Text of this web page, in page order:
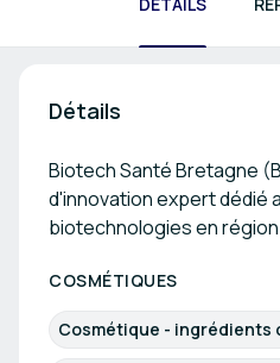
Détails
Biotech Santé Bretagne
d'innovation expert dédié
biotechnologies en
COSMÉTIQUES
Cosmétique - ingrédients